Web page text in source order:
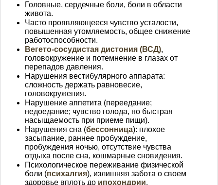
Головные, сердечные боли, боли в области
живота.
Часто проявляющееся чувство усталости,
повышенная утомляемость, общее снижение
работоспособности.
Вегето-сосудистая дистония (ВСД),
головокружение и потемнение в глазах от
перепадов давления.
Нарушения вестибулярного аппарата:
сложность держать равновесие,
головокружения.
Нарушение аппетита (переедание;
недоедание; чувство голода, но быстрая
насыщаемость при приеме пищи).
Нарушения сна (бессонница): плохое
засыпание, раннее пробуждение,
пробуждения ночью, отсутствие чувства
отдыха после сна, кошмарные сновидения.
Психологическое переживание физической
боли (психалгия), излишняя забота о своем
здоровье вплоть до ипохондрии.